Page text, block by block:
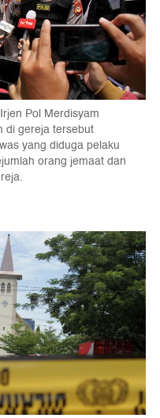
Pol Merdisyam
di gereja tersebut
yang diduga pelaku
orang jemaat dan